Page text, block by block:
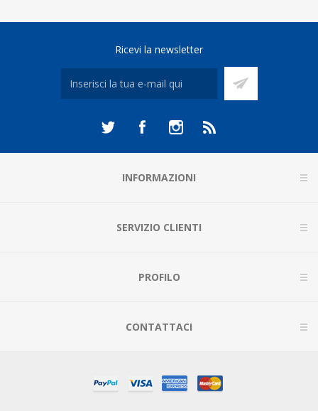
Ricevi la newsletter
INFORMAZIONI
SERVIZIO CLIENTI
PROFILO
CONTATTACI